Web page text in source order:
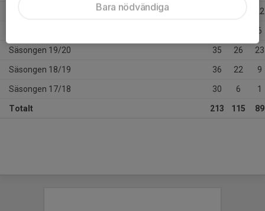
22
6
Säsongen 19/20 35 26 23
Säsongen 18/19 36 22 9
Säsongen 17/18 30 6 1
Totalt 213 115 89
Bara nödvändiga